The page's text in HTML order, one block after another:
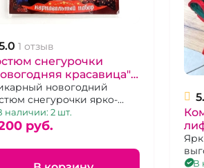
1 отзыв
снегурочки
красавица"
перчатки, чокер,
р 42-44
новогодний
снегурочки ярко-
цвета с
42-44
наличии: 2 шт.
pуб.
В